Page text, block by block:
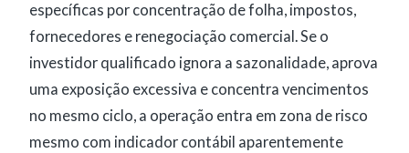
específicas por concentração de folha, impostos,
fornecedores e renegociação comercial. Se o
investidor qualificado ignora a sazonalidade, aprova
uma exposição excessiva e concentra vencimentos
no mesmo ciclo, a operação entra em zona de risco
mesmo com indicador contábil aparentemente